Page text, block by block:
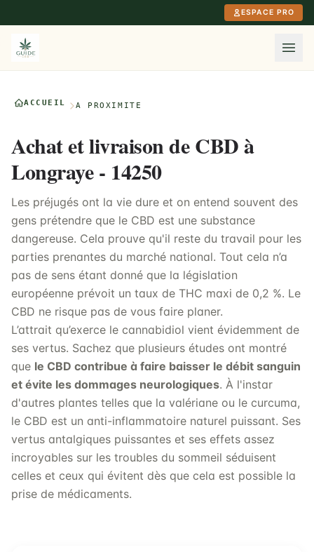
ESPACE PRO
ACCUEIL À PROXIMITÉ
Achat et livraison de CBD à
Longraye - 14250
Les préjugés ont la vie dure et on entend souvent des
gens prétendre que le CBD est une substance
dangereuse. Cela prouve qu'il reste du travail pour les
parties prenantes du marché national. Tout cela n’a
pas de sens étant donné que la législation
européenne prévoit un taux de THC maxi de 0,2 %. Le
CBD ne risque pas de vous faire planer.
L’attrait qu’exerce le cannabidiol vient évidemment de
ses vertus. Sachez que plusieurs études ont montré
que le CBD contribue à faire baisser le débit sanguin
et évite les dommages neurologiques. À l'instar
d'autres plantes telles que la valériane ou le curcuma,
le CBD est un anti-inflammatoire naturel puissant. Ses
vertus antalgiques puissantes et ses effets assez
incroyables sur les troubles du sommeil séduisent
celles et ceux qui évitent dès que cela est possible la
prise de médicaments.